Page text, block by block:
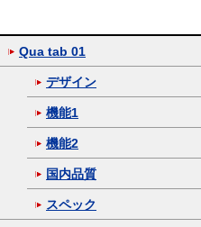
Qua tab 01
デザイン
機能1
機能2
国内品質
スペック